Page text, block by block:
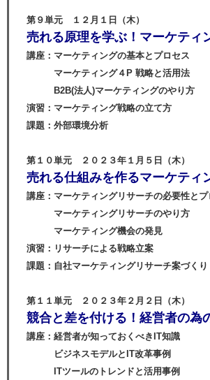
第９単元 １２月１日（木）
売れる原理を学ぶ！マーケティ
講座：マーケティングの基本とプロセス
マーケティング４P 戦略と活用法
B2B(法人)マーケティングのやり方
演習：マーケティング戦略の立て方
課題：外部環境分析
第１０単元 ２０２３年１月５日（木）
売れる仕組みを作るマーケティ
講座：マーケティングリサーチの必要性とプ
マーケティングリサーチのやり方
マーケティング機会の発見
演習：リサーチによる戦略立案
課題：自社マーケティングリサーチ案づくり
第１１単元 ２０２３年２月２日（木）
競合と差を付ける！経営者の為
講座：経営者が知っておくべきIT知識
ビジネスモデルとIT改革事例
ITツールのトレンドと活用事例